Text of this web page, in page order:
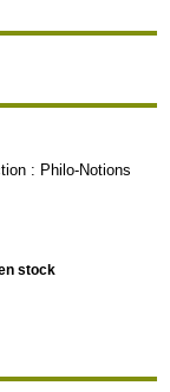
: Philo-Notions
stock